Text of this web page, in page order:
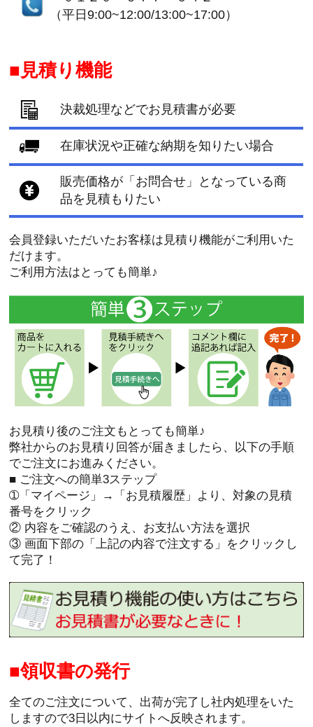
（平日9:00~12:00/13:00~17:00）
見積り機能
決裁処理などでお見積書が必要
在庫状況や正確な納期を知りたい場合
販売価格が「お問合せ」となっている商
品を見積もりたい
会員登録いただいたお客様は見積り機能がご利用いた
だけます。
ご利用方法はとっても簡単♪
お見積り後のご注文もとっても簡単♪
弊社からのお見積り回答が届きましたら、以下の手順
でご注文にお進みください。
■ ご注文への簡単3ステップ
➀「マイページ」→「お見積履歴」より、対象の見積
番号をクリック
② 内容をご確認のうえ、お支払い方法を選択
③ 画面下部の「上記の内容で注文する」をクリックし
て完了！
領収書の発行
全てのご注文について、出荷が完了し社内処理をいた
しますので3日以内にサイトへ反映されます。